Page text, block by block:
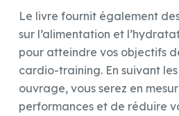
Le livre fournit également
sur l’alimentation et
pour atteindre vos objectifs
cardio-training. En suivant
ouvrage, vous serez en
performances et de réduire